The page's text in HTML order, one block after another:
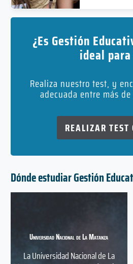
¿Es Gestión
ideal
Realiza nuestro test, y
adecuada entre más
REALIZAR TEST
Dónde estudiar Gestión
Universidad Nacional de La Matanza
La Universidad Nacional de La